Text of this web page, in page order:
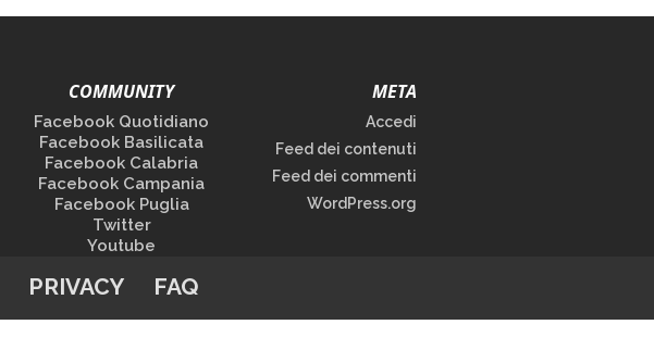
COMMUNITY
Facebook Quotidiano
Facebook Basilicata
Facebook Calabria
Facebook Campania
Facebook Puglia
Twitter
Youtube
META
Accedi
Feed dei contenuti
Feed dei commenti
WordPress.org
PRIVACY FAQ